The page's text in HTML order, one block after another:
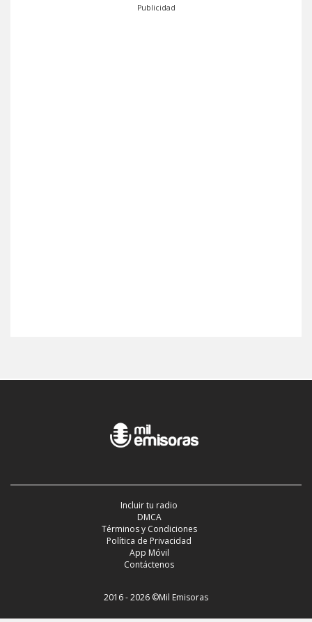
Publicidad
Incluir tu radio
DMCA
Términos y Condiciones
Política de Privacidad
App Móvil
Contáctenos
2016 - 2026 ©Mil Emisoras